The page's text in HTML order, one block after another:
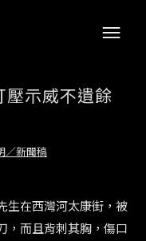
示威不遺餘
／新聞稿
生在西灣河太康街，被
，而且背刺其胸，傷口